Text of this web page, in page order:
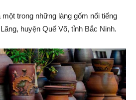
một trong những làng gốm nổi tiếng
huyện Quế Võ, tỉnh Bắc Ninh.